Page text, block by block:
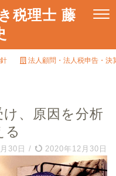
税理士 藤
法人顧問・法人税申告・決
、原因を分析
る
30日 / 2020年12月30日